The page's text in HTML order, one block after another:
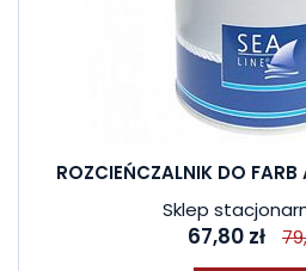
ROZCIEŃCZALNIK DO
Sklep
67,80 zł